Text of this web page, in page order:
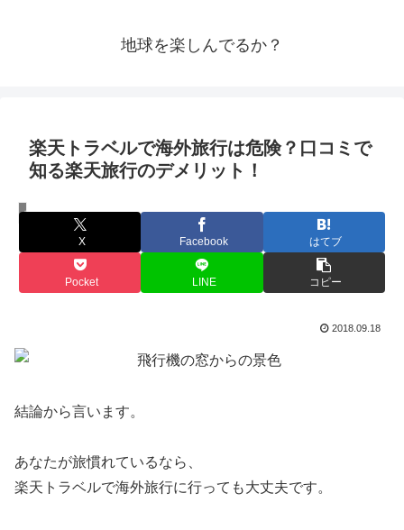
地球を楽しんでるか？
楽天トラベルで海外旅行は危険？口コミで
知る楽天旅行のデメリット！
ハワイ
X Facebook はてブ
Pocket LINE コピー
2018.09.18
結論から言います。
あなたが旅慣れているなら、
楽天トラベルで海外旅行に行っても大丈夫です。